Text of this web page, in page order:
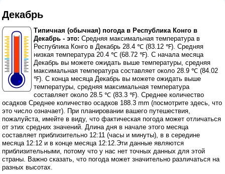
Декабрь
Типичная (обычная) погода в Республика Конго в
Декабрь - это: Средняя максимальная температура в
Республика Конго в Декабрь 28.4 ℃ (83.12 ℉). Средняя
низкая температура 20.4 ℃ (68.72 ℉). С начала месяца
Декабрь вы можете ожидать выше температуры, средняя
максимальная температура составляет около 28.9 ℃ (84.02
℉). С конца месяца Декабрь вы можете ожидать выше
температуры, средняя максимальная температура
составляет около 28.5 ℃ (83.3 ℉). Среднее количество
осадков Среднее количество осадков 188.3 mm (посмотрите здесь, что
это число означает). При планировании вашего путешествия,
пожалуйста, имейте в виду, что фактическая погода может отличаться
от этих средних значений. Длина дня в начале этого месяца
составляет приблизительно 12:11 (часы и минуты), в в середине
месяца 12:12 и в конце месяца 12:12.Эти данные являются
приблизительными, потому что у нас нет точных данных для этой
страны. Важно сказать, что погода может значительно различаться на
разных высотах.